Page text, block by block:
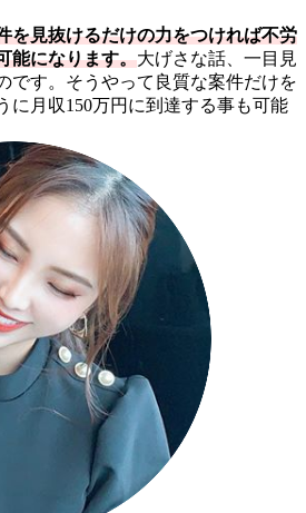
を見抜けるだけの力をつければ不労
能になります。大げさな話、一目見
です。そうやって良質な案件だけを
に月収150万円に到達する事も可能